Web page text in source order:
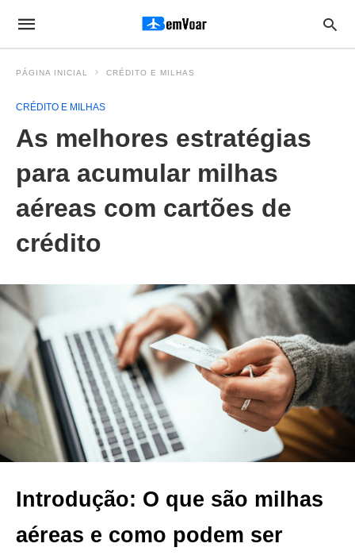
PÁGINA INICIAL CRÉDITO E MILHAS
CRÉDITO E MILHAS
As melhores estratégias
para acumular milhas
aéreas com cartões de
crédito
Introdução: O que são milhas
aéreas e como podem ser